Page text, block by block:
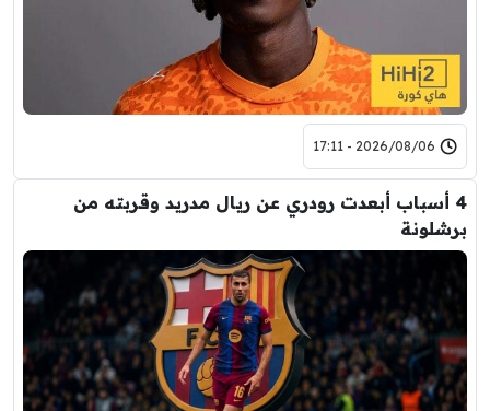
2026/08/06 - 17:11
4 أسباب أبعدت رودري عن ريال مدريد وقربته من
برشلونة